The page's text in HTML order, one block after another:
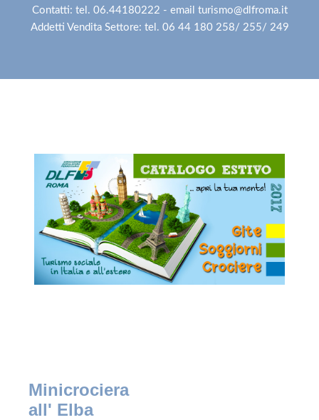
Contatti: tel. 06.44180222 - email turismo@dlfroma.it
Addetti Vendita Settore: tel. 06 44 180 258/ 255/ 249
Minicrociera
all' Elba